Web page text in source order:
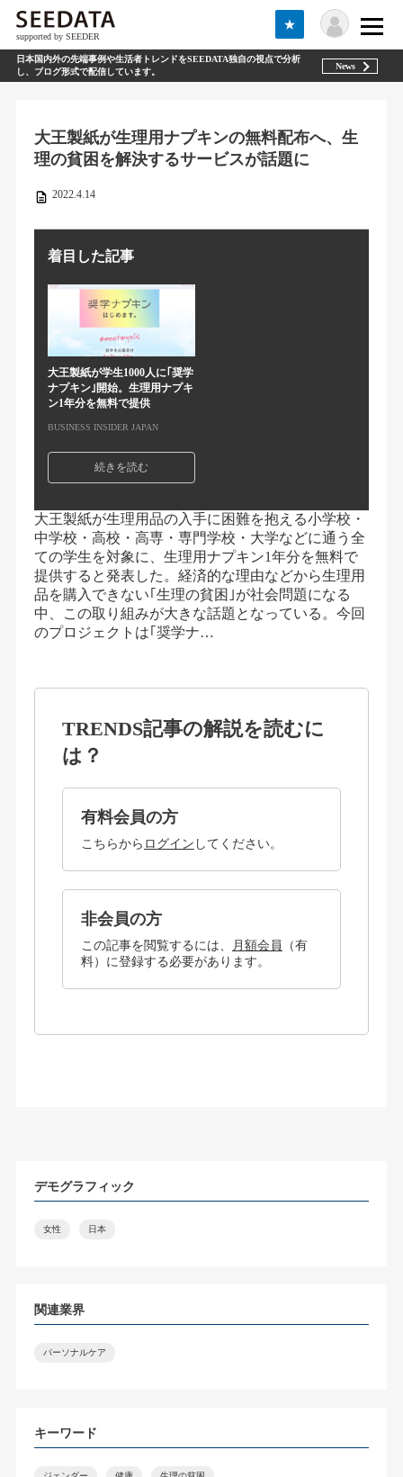
supported by SEEDER
★
日本国内外の先端事例や生活者トレンドをSEEDATA独自の視点で分析
し、ブログ形式で配信しています。
News
大王製紙が生理用ナプキンの無料配布へ、生
理の貧困を解決するサービスが話題に
2022.4.14
着目した記事
大王製紙が学生1000人に｢奨学
ナプキン｣開始。生理用ナプキ
ン1年分を無料で提供
BUSINESS INSIDER JAPAN
続きを読む
大王製紙が生理用品の入手に困難を抱える小学校・
中学校・高校・高専・専門学校・大学などに通う全
ての学生を対象に、生理用ナプキン1年分を無料で
提供すると発表した。経済的な理由などから生理用
品を購入できない｢生理の貧困｣が社会問題になる
中、この取り組みが大きな話題となっている。今回
のプロジェクトは｢奨学ナ…
TRENDS記事の解説を読むに
は？
有料会員の方
こちらから ログイン してください。
非会員の方
この記事を閲覧するには、 月額会員
（有
料）に登録する必要があります。
デモグラフィック
女性 日本
関連業界
パーソナルケア
キーワード